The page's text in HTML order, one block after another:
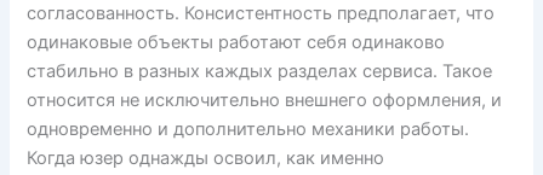
согласованность. Консистентность предполагает, что
одинаковые объекты работают себя одинаково
стабильно в разных каждых разделах сервиса. Такое
относится не исключительно внешнего оформления, и
одновременно и дополнительно механики работы.
Когда юзер однажды освоил, как именно